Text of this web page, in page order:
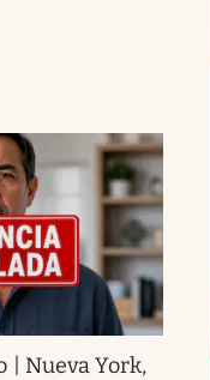
| Nueva York,